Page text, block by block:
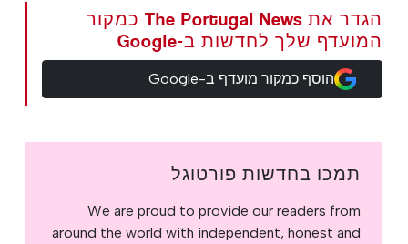
הגדר את The Portugal News כמקור
המועדף שלך לחדשות ב-Google
הוסף כמקור מועדף ב-Google
תמכו בחדשות פורטוגל
We are proud to provide our readers from
around the world with independent, honest and